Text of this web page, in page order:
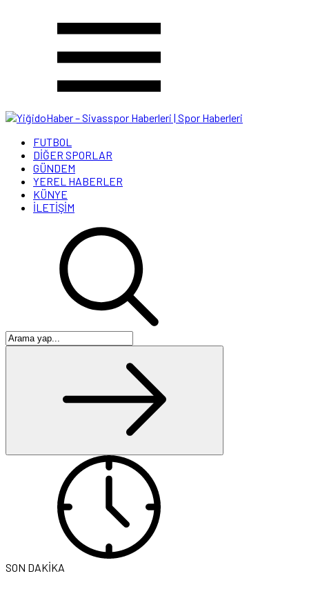
FUTBOL
DİĞER SPORLAR
GÜNDEM
YEREL HABERLER
KÜNYE
İLETİŞİM
SON DAKİKA